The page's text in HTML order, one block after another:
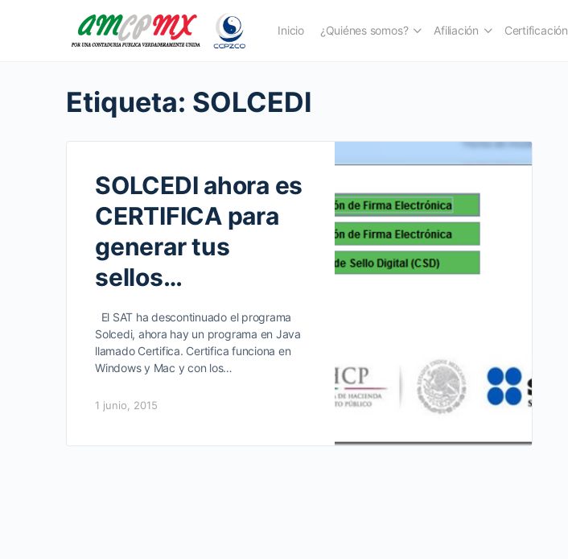
Inicio ¿Quiénes somos? Afiliación Certificación
Etiqueta: SOLCEDI
SOLCEDI ahora es
CERTIFICA para
generar tus
sellos…
El SAT ha descontinuado el programa
Solcedi, ahora hay un programa en Java
llamado Certifica. Certifica funciona en
Windows y Mac y con los…
1 junio, 2015